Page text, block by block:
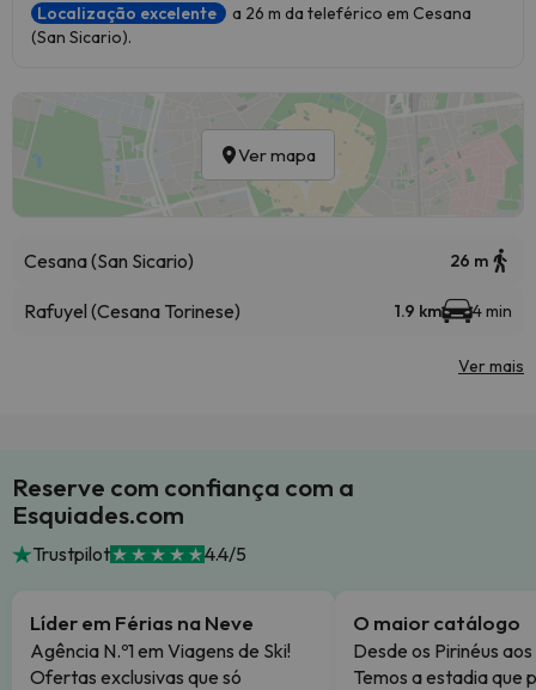
Localização excelente
a 26 m da teleférico em Cesana
(San Sicario).
Ver mapa
Cesana (San Sicario) 26 m
Rafuyel (Cesana Torinese) 1.9 km 4 min
Ver mais
Reserve com confiança com a
Esquiades.com
Trustpilot 4.4/5
Líder em Férias na Neve
Agência N.º1 em Viagens de Ski!
Ofertas exclusivas que só
O maior catálogo
Desde os Pirinéus
Temos a estadia que